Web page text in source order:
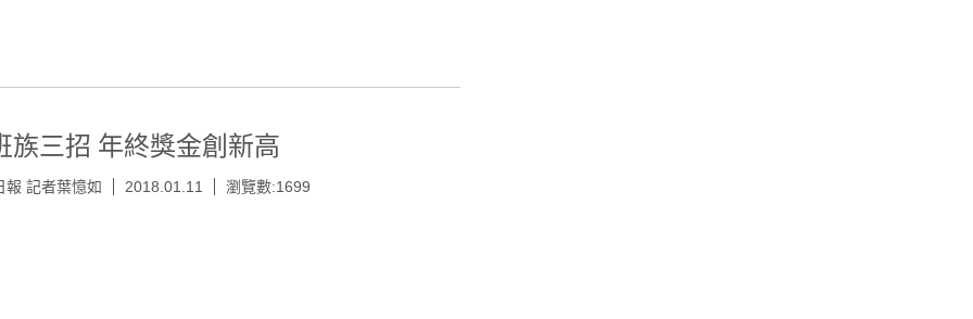
族三招 年終獎金創新高
報 記者葉憶如 2018.01.11 瀏覽數:1699